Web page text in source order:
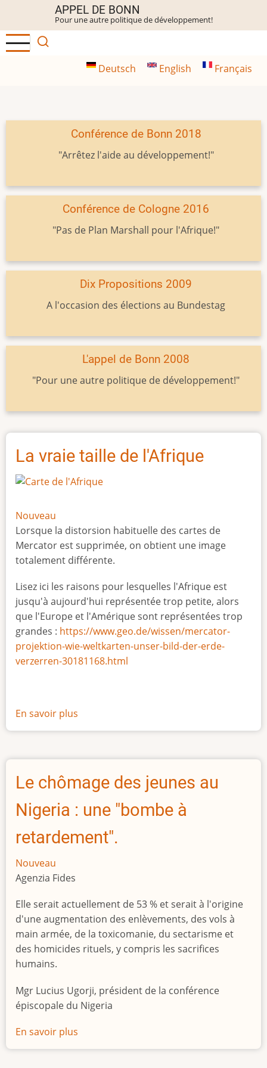
contenu
principal
APPEL DE BONN
Pour une autre politique de développement!
Deutsch English Français
Conférence de Bonn 2018
"Arrêtez l'aide au développement!"
Conférence de Cologne 2016
"Pas de Plan Marshall pour l'Afrique!"
Dix Propositions 2009
A l'occasion des élections au Bundestag
L'appel de Bonn 2008
"Pour une autre politique de développement!"
La vraie taille de l'Afrique
Nouveau
Lorsque la distorsion habituelle des cartes de
Mercator est supprimée, on obtient une image
totalement différente.
Lisez ici les raisons pour lesquelles l'Afrique est
jusqu'à aujourd'hui représentée trop petite, alors
que l'Europe et l'Amérique sont représentées trop
grandes : https://www.geo.de/wissen/mercator-
projektion-wie-weltkarten-unser-bild-der-erde-
verzerren-30181168.html
En savoir plus
La
taille
l'Afrique
Le chômage des jeunes au
Nigeria : une "bombe à
retardement".
Nouveau
Agenzia Fides
Elle serait actuellement de 53 % et serait à l'origine
d'une augmentation des enlèvements, des vols à
main armée, de la toxicomanie, du sectarisme et
des homicides rituels, y compris les sacrifices
humains.
Mgr Lucius Ugorji, président de la conférence
épiscopale du Nigeria
En savoir plus
Le